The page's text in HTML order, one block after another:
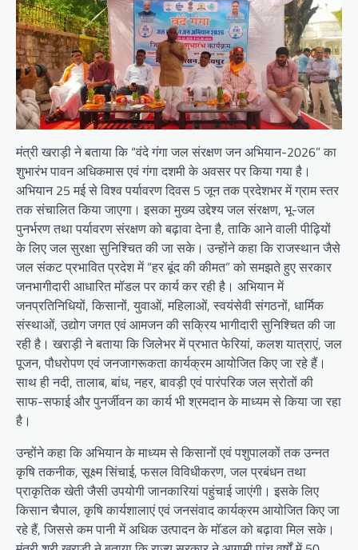
मंत्री खराड़ी ने बताया कि “वंदे गंगा जल संरक्षण जन अभियान-2026” का
शुभारंभ पावन अधिकमास एवं गंगा दशमी के अवसर पर किया गया है।
अभियान 25 मई से विश्व पर्यावरण दिवस 5 जून तक प्रदेशभर में ग्राम स्तर
तक संचालित किया जाएगा। इसका मुख्य उद्देश्य जल संरक्षण, भू-जल
पुनर्भरण तथा पर्यावरण संरक्षण को बढ़ावा देना है, ताकि आने वाली पीढ़ियों
के लिए जल सुरक्षा सुनिश्चित की जा सके। उन्होंने कहा कि राजस्थान जैसे
जल संकट प्रभावित प्रदेश में “हर बूंद की कीमत” को समझते हुए सरकार
जनभागीदारी आधारित मॉडल पर कार्य कर रही है। अभियान में
जनप्रतिनिधियों, किसानों, युवाओं, महिलाओं, स्वयंसेवी संगठनों, धार्मिक
संस्थाओं, उद्योग जगत एवं आमजन की सक्रिय भागीदारी सुनिश्चित की जा
रही है। खराड़ी ने बताया कि जिलेभर में प्रभात फेरियां, कलश यात्राएं, जल
पूजन, पौधरोपण एवं जनजागरूकता कार्यक्रम आयोजित किए जा रहे हैं।
साथ ही नदी, तालाब, बांध, नहर, बावड़ी एवं पारंपरिक जल स्रोतों की
साफ-सफाई और पुनर्जीवन का कार्य भी श्रमदान के माध्यम से किया जा रहा
है।
उन्होंने कहा कि अभियान के माध्यम से किसानों एवं पशुपालकों तक उन्नत
कृषि तकनीक, सूक्ष्म सिंचाई, फसल विविधीकरण, जल प्रबंधन तथा
प्राकृतिक खेती जैसी उपयोगी जानकारियां पहुंचाई जाएंगी। इसके लिए
किसान चैपाल, कृषि कार्यशालाएं एवं जनसंवाद कार्यक्रम आयोजित किए जा
रहे हैं, जिससे कम पानी में अधिक उत्पादन के मॉडल को बढ़ावा मिल सके।